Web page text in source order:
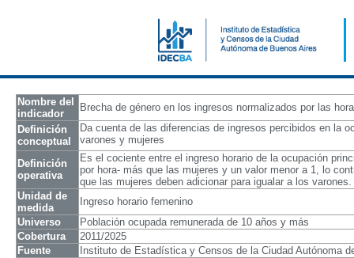
Nombre del
indicador
Brecha de género en los ingresos normalizados por las
Definición
conceptual
Da cuenta de las diferencias de ingresos percibidos en la
varones y mujeres
Definición
operativa
Es el cociente entre el ingreso horario de la ocupación
por hora- más que las mujeres y un valor menor a 1, lo
que las mujeres deben adicionar para igualar a los
Unidad de
medida
Ingreso horario femenino
Universo
Población ocupada remunerada de 10 años y más
Cobertura
2011/2025
Fuente
Instituto de Estadística y Censos de la Ciudad Autónoma